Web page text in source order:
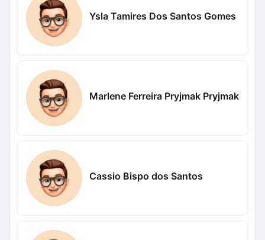
Ysla Tamires Dos Santos Gomes
Marlene Ferreira Pryjmak Pryjmak
Cassio Bispo dos Santos